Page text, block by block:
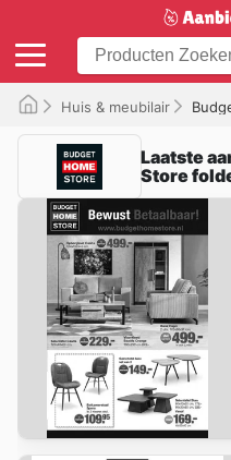
Huis & meubilair
Laatste
Store